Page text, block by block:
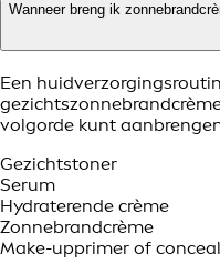
Wanneer breng ik
Een
volgorde kunt
Gezichtstoner
Serum
Hydraterende crème
Zonnebrandcrème
Make-upprimer of